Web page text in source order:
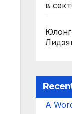
в
A